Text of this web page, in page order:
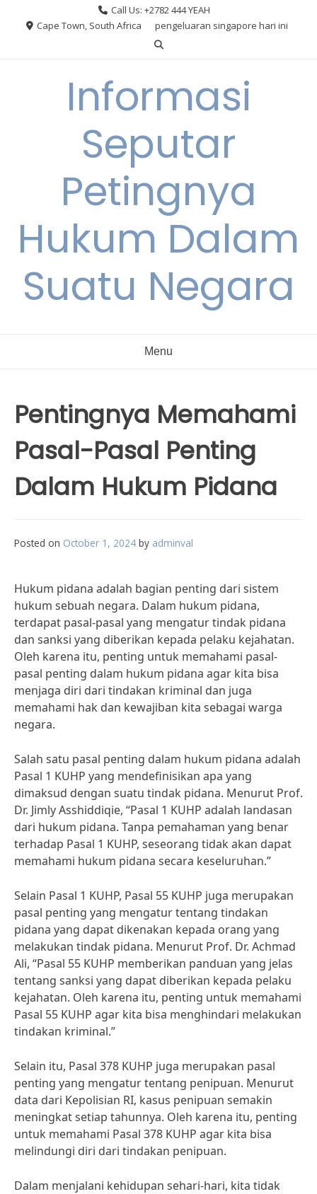
Call Us: +2782 444 YEAH
Cape Town, South Africa
pengeluaran singapore hari ini
Informasi
Seputar
Petingnya
Hukum Dalam
Suatu Negara
Menu
Pentingnya Memahami
Pasal-Pasal Penting
Dalam Hukum Pidana
Posted on October 1, 2024 by adminval
Hukum pidana adalah bagian penting dari sistem
hukum sebuah negara. Dalam hukum pidana,
terdapat pasal-pasal yang mengatur tindak pidana
dan sanksi yang diberikan kepada pelaku kejahatan.
Oleh karena itu, penting untuk memahami pasal-
pasal penting dalam hukum pidana agar kita bisa
menjaga diri dari tindakan kriminal dan juga
memahami hak dan kewajiban kita sebagai warga
negara.
Salah satu pasal penting dalam hukum pidana adalah
Pasal 1 KUHP yang mendefinisikan apa yang
dimaksud dengan suatu tindak pidana. Menurut Prof.
Dr. Jimly Asshiddiqie, “Pasal 1 KUHP adalah landasan
dari hukum pidana. Tanpa pemahaman yang benar
terhadap Pasal 1 KUHP, seseorang tidak akan dapat
memahami hukum pidana secara keseluruhan.”
Selain Pasal 1 KUHP, Pasal 55 KUHP juga merupakan
pasal penting yang mengatur tentang tindakan
pidana yang dapat dikenakan kepada orang yang
melakukan tindak pidana. Menurut Prof. Dr. Achmad
Ali, “Pasal 55 KUHP memberikan panduan yang jelas
tentang sanksi yang dapat diberikan kepada pelaku
kejahatan. Oleh karena itu, penting untuk memahami
Pasal 55 KUHP agar kita bisa menghindari melakukan
tindakan kriminal.”
Selain itu, Pasal 378 KUHP juga merupakan pasal
penting yang mengatur tentang penipuan. Menurut
data dari Kepolisian RI, kasus penipuan semakin
meningkat setiap tahunnya. Oleh karena itu, penting
untuk memahami Pasal 378 KUHP agar kita bisa
melindungi diri dari tindakan penipuan.
Dalam menjalani kehidupan sehari-hari, kita tidak